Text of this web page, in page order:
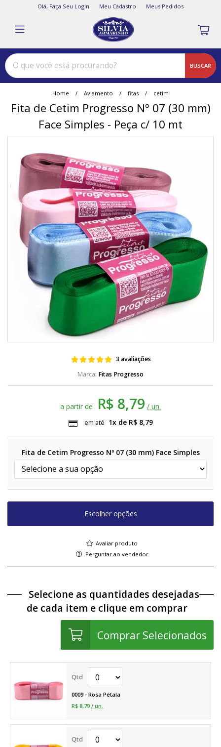
Meu Cadastro Meus Pedidos
Olá, Faça Seu Login
BUSCAR
Home Aviamento fitas cetim
Fita de Cetim Progresso Nº 07 (30 mm)
Face Simples - Peça c/ 10 mt
3 avaliações
Fitas Progresso
a partir de R$ 8,79 / un.
em até 1x de R$ 8,79
Fita de Cetim Progresso Nº 07 (30 mm) Face Simples
Escolher opções
Avaliar produto
Perguntar ao vendedor
Selecione as quantidades desejadas
de cada item e clique em comprar
Comprar Selecionados
0009 - Rosa Pétala
R$ 8,79 / un.